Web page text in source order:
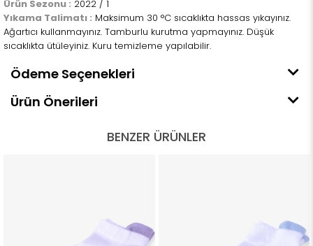
Ürün Sezonu : 2022 / 1
Yıkama Talimatı : Maksimum 30 °C sıcaklıkta hassas yıkayınız.
Ağartıcı kullanmayınız. Tamburlu kurutma yapmayınız. Düşük
sıcaklıkta ütüleyiniz. Kuru temizleme yapılabilir.
Ödeme Seçenekleri
Ürün Önerileri
BENZER ÜRÜNLER